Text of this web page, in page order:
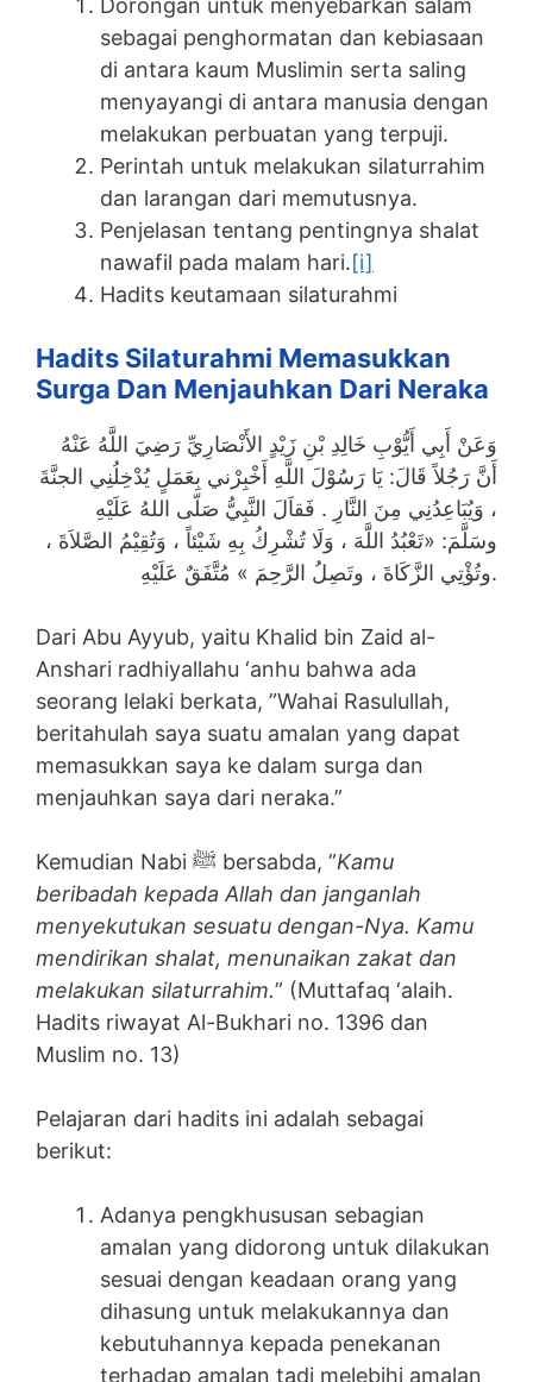
Dorongan untuk menyebarkan salam
sebagai penghormatan dan kebiasaan
di antara kaum Muslimin serta saling
menyayangi di antara manusia dengan
melakukan perbuatan yang terpuji.
Perintah untuk melakukan silaturrahim
dan larangan dari memutusnya.
Penjelasan tentang pentingnya shalat
nawafil pada malam hari.[i]
Hadits keutamaan silaturahmi
Hadits Silaturahmi Memasukkan
Surga Dan Menjauhkan Dari Neraka
وَعَنْ أَبِي أَيُّوْبِ خَالِدِ بْنِ زَيْدٍ الأَنْصَارِيِّ رَضِيَ اللَّهُ عَنْهُ
أَنَّ رَجُلاً قَالَ: يَا رَسُوْلَ اللَّهِ أَخْبِرْني بِعَمَلٍ يُدْخِلُنِي الجنَّةَ
، وَيُبَاعِدُنِي مِنَ النَّارِ . فَقاَلَ النَّبِيُّ صَلّى اللهُ عَلَيْهِ
وسَلَّمَ: «تَعْبُدُ اللَّهَ ، وَلَا تُشْرِكُ بِهِ شَيْئاً ، وَتُقِيْمُ الصَّلاَةَ ،
وتُؤْتِي الزَّكَاةَ ، وتَصِلُ الرَّحِمَ » مُتَّفَقٌ عَلَيْهِ.
Dari Abu Ayyub, yaitu Khalid bin Zaid al-
Anshari radhiyallahu ‘anhu bahwa ada
seorang lelaki berkata, ”Wahai Rasulullah,
beritahulah saya suatu amalan yang dapat
memasukkan saya ke dalam surga dan
menjauhkan saya dari neraka.”
Kemudian Nabi ﷺ bersabda, ”Kamu
beribadah kepada Allah dan janganlah
menyekutukan sesuatu dengan-Nya. Kamu
mendirikan shalat, menunaikan zakat dan
melakukan silaturrahim.” (Muttafaq ‘alaih.
Hadits riwayat Al-Bukhari no. 1396 dan
Muslim no. 13)
Pelajaran dari hadits ini adalah sebagai
berikut:
Adanya pengkhususan sebagian
amalan yang didorong untuk dilakukan
sesuai dengan keadaan orang yang
dihasung untuk melakukannya dan
kebutuhannya kepada penekanan
terhadap amalan tadi melebihi amalan